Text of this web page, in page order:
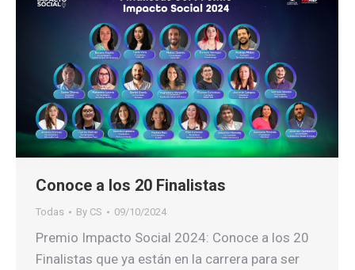
Conoce a los 20 Finalistas
Todas By CS 09/10/2024
Premio Impacto Social 2024: Conoce a los 20
Finalistas que ya están en la carrera para ser